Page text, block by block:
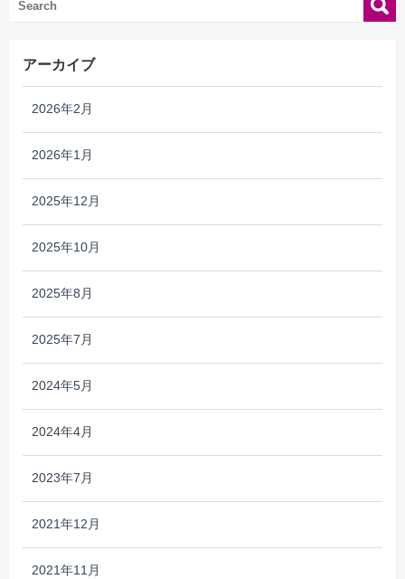
アーカイブ
2026年2月
2026年1月
2025年12月
2025年10月
2025年8月
2025年7月
2024年5月
2024年4月
2023年7月
2021年12月
2021年11月